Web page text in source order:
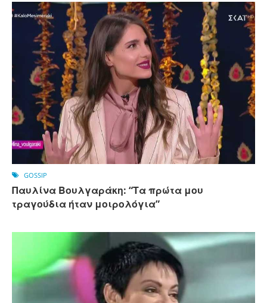
GOSSIP
Παυλίνα Βουλγαράκη: “Τα πρώτα μου
τραγούδια ήταν μοιρολόγια”